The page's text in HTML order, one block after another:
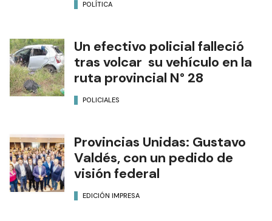
POLÍTICA
Un efectivo policial falleció
tras volcar su vehículo en la
ruta provincial N° 28
POLICIALES
Provincias Unidas: Gustavo
Valdés, con un pedido de
visión federal
EDICIÓN IMPRESA